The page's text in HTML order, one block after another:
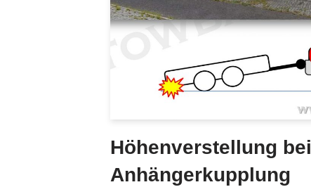
Höhenverstellung bei
Anhängerkupplung